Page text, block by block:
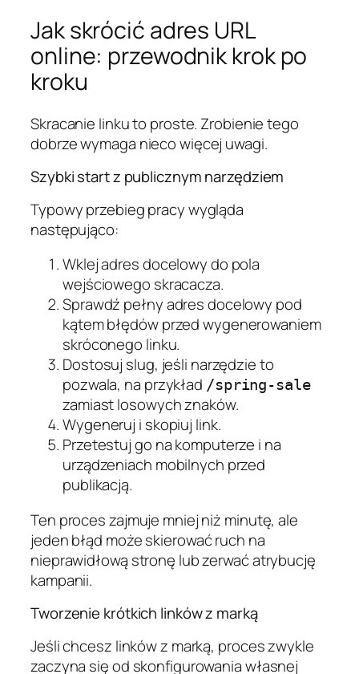
Jak skrócić adres URL
online: przewodnik krok po
kroku
Skracanie linku to proste. Zrobienie tego
dobrze wymaga nieco więcej uwagi.
Szybki start z publicznym narzędziem
Typowy przebieg pracy wygląda
następująco:
Wklej adres docelowy do pola
wejściowego skracacza.
Sprawdź pełny adres docelowy pod
kątem błędów przed wygenerowaniem
skróconego linku.
Dostosuj slug, jeśli narzędzie to
pozwala, na przykład /spring-sale
zamiast losowych znaków.
Wygeneruj i skopiuj link.
Przetestuj go na komputerze i na
urządzeniach mobilnych przed
publikacją.
Ten proces zajmuje mniej niż minutę, ale
jeden błąd może skierować ruch na
nieprawidłową stronę lub zerwać atrybucję
kampanii.
Tworzenie krótkich linków z marką
Jeśli chcesz linków z marką, proces zwykle
zaczyna się od skonfigurowania własnej